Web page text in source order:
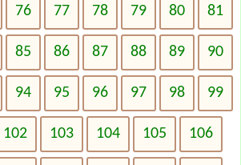
76 77 78 79 80 81
85 86 87 88 89 90
94 95 96 97 98 99
102 103 104 105 106